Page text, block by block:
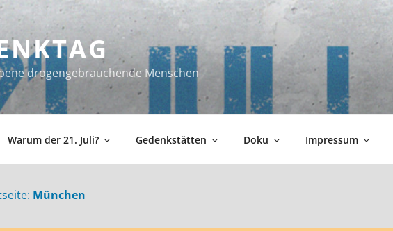
drogengebrauchende Menschen
Warum der 21. Juli? Gedenkstätten Doku Impressum
München